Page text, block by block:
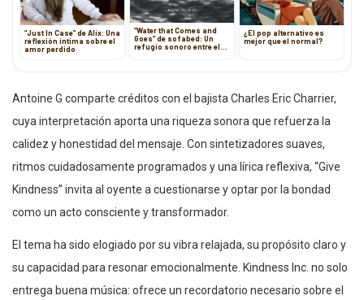
“Just In Case” de Alix: Una
reflexión íntima sobre el
amor perdido
“Water that Comes and
Goes” de sofabed: Un
refugio sonoro entre el
¿El pop alternativo es
mejor que el normal?
Antoine G comparte créditos con el bajista Charles Eric Charrier,
cuya interpretación aporta una riqueza sonora que refuerza la
calidez y honestidad del mensaje. Con sintetizadores suaves,
ritmos cuidadosamente programados y una lírica reflexiva, “Give
Kindness” invita al oyente a cuestionarse y optar por la bondad
como un acto consciente y transformador.
El tema ha sido elogiado por su vibra relajada, su propósito claro y
su capacidad para resonar emocionalmente. Kindness Inc. no solo
entrega buena música: ofrece un recordatorio necesario sobre el